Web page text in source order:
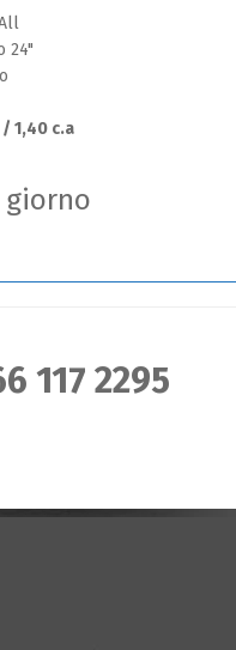
1,40 c.a
giorno
117 2295